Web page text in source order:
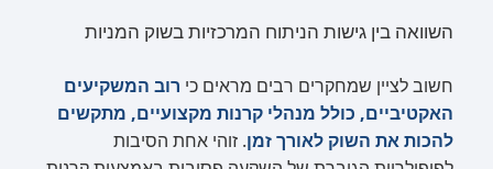
השוואה בין גישות הניתוח המרכזיות בשוק המניות
חשוב לציין שמחקרים רבים מראים כי רוב המשקיעים
האקטיביים, כולל מנהלי קרנות מקצועיים, מתקשים
להכות את השוק לאורך זמן. זוהי אחת הסיבות